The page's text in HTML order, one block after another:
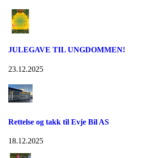
JULEGAVE TIL UNGDOMMEN!
23.12.2025
Rettelse og takk til Evje Bil AS
18.12.2025